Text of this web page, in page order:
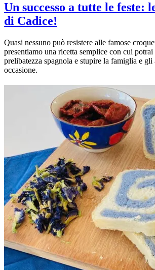
Un successo a tutte le feste:
di Cadice!
Quasi nessuno può resistere alle famose
presentiamo una ricetta semplice con cui potrai
prelibatezza spagnola e stupire la famiglia e gli
occasione.